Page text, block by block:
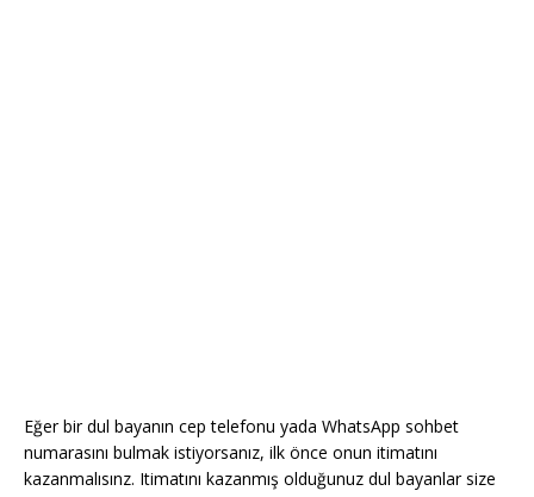
Eğer bir dul bayanın cep telefonu yada WhatsApp sohbet
numarasını bulmak istiyorsanız, ilk önce onun itimatını
kazanmalısınz. Itimatını kazanmış olduğunuz dul bayanlar size